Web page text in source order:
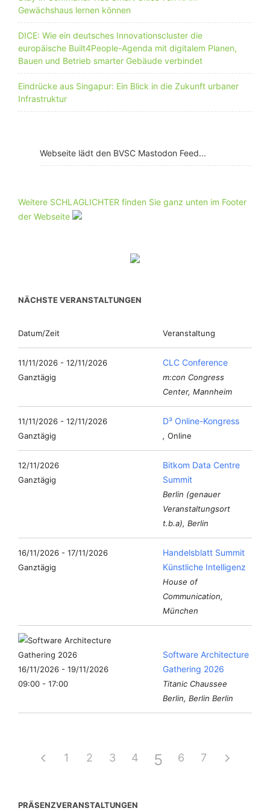
Gewächshaus lernen können
DICE: Wie ein deutsches Innovationscluster die
europäische Built4People-Agenda mit digitalem Planen,
Bauen und Betrieb smarter Gebäude verbindet
Eindrücke aus Singapur: Ein Blick in die Zukunft urbaner
Infrastruktur
Webseite lädt den BVSC Mastodon Feed...
Weitere SCHLAGLICHTER finden Sie ganz unten im Footer
der Webseite
NÄCHSTE VERANSTALTUNGEN
Datum/Zeit Veranstaltung
11/11/2026 - 12/11/2026
Ganztägig
CLC Conference
m:con Congress
Center, Mannheim
11/11/2026 - 12/11/2026
Ganztägig
D³ Online-Kongress
, Online
12/11/2026
Ganztägig
Bitkom Data Centre
Summit
Berlin (genauer
Veranstaltungsort
t.b.a), Berlin
16/11/2026 - 17/11/2026
Ganztägig
Handelsblatt Summit
Künstliche Intelligenz
House of
Communication,
München
16/11/2026 - 19/11/2026
09:00 - 17:00
Software Architecture
Gathering 2026
Titanic Chaussee
Berlin, Berlin Berlin
1 2 3 4 5 6 7
PRÄSENZVERANSTALTUNGEN